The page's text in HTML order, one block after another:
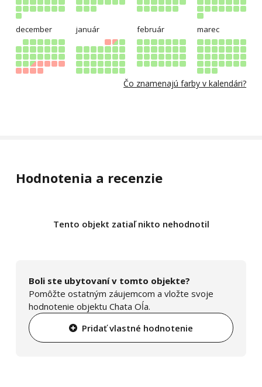
december január február marec
Čo znamenajú farby v kalendári?
Hodnotenia a recenzie
Tento objekt zatiaľ nikto nehodnotil
Boli ste ubytovaní v tomto objekte?
Pomôžte ostatným záujemcom a vložte svoje
hodnotenie objektu Chata Oĺa.
Pridať vlastné hodnotenie